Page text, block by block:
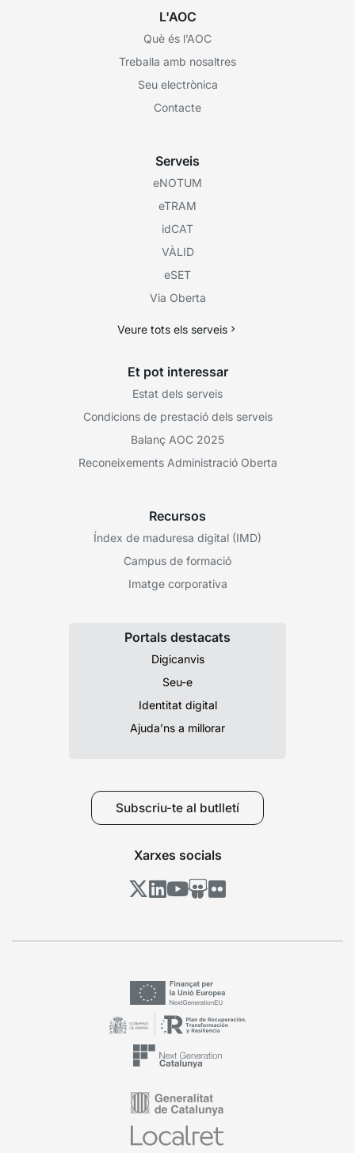
L'AOC
Què és l’AOC
Treballa amb nosaltres
Seu electrònica
Contacte
Serveis
eNOTUM
eTRAM
idCAT
VÀLID
eSET
Via Oberta
Veure tots els serveis
Et pot interessar
Estat dels serveis
Condicions de prestació dels serveis
Balanç AOC 2025
Reconeixements Administració Oberta
Recursos
Índex de maduresa digital (IMD)
Campus de formació
Imatge corporativa
Portals destacats
Digicanvis
Seu-e
Identitat digital
Ajuda’ns a millorar
Subscriu-te al butlletí
Xarxes socials